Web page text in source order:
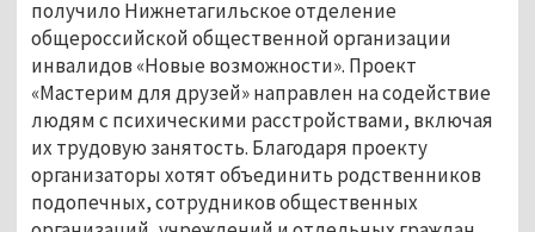
получило Нижнетагильское отделение
общероссийской общественной организации
инвалидов «Новые возможности». Проект
«Мастерим для друзей» направлен на содействие
людям с психическими расстройствами, включая
их трудовую занятость. Благодаря проекту
организаторы хотят объединить родственников
подопечных, сотрудников общественных